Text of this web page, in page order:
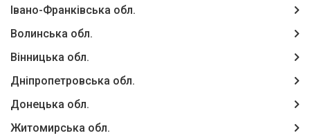
Івано-Франківська обл.
Волинська обл.
Вінницька обл.
Дніпропетровська обл.
Донецька обл.
Житомирська обл.